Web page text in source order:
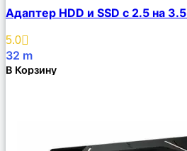
Описание
Избранное
Адаптер HDD и SSD с 2.5 на
5.0
32 m
В Корзину